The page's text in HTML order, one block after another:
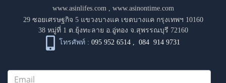
www.asinlifes.com
www.asinontime.com
29 ซอยเศรษฐกิจ 5 แขวงบางแค เขตบางแค กรุงเทพฯ 10160
38 หมู่ที่ 1 ต.ยุ้งทะลาย อ.อู่ทอง จ.สุพรรณบุรี 72160
โทรศัพท์ : 095 952 6514 ,084 914 9731